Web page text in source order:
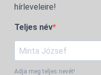
hírleveleire!
Teljes név
Adja meg teljes nevét!